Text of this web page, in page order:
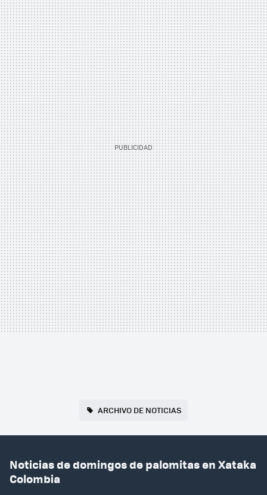
ARCHIVO DE NOTICIAS
Noticias de domingos de palomitas en Xataka
Colombia